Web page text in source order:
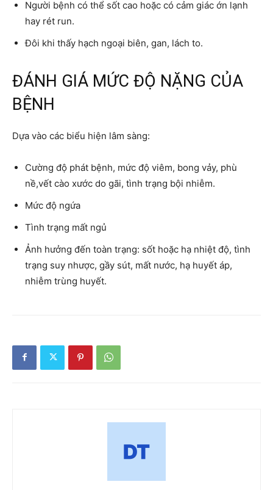
Người bệnh có thể sốt cao hoặc có cảm giác ớn lạnh
hay rét run.
Đôi khi thấy hạch ngoại biên, gan, lách to.
ĐÁNH GIÁ MỨC ĐỘ NẶNG CỦA
BỆNH
Dựa vào các biểu hiện lâm sàng:
Cường độ phát bệnh, mức độ viêm, bong vảy, phù
nề,vết cào xước do gãi, tình trạng bội nhiễm.
Mức độ ngứa
Tình trạng mất ngủ
Ảnh hưởng đến toàn trạng: sốt hoặc hạ nhiệt độ, tình
trạng suy nhược, gầy sút, mất nước, hạ huyết áp,
nhiễm trùng huyết.